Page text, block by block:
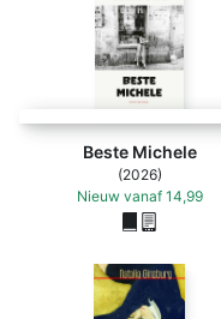
Beste Michele
(2026)
Nieuw vanaf 14,99